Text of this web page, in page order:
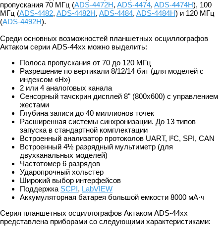
пропускания 70 МГц (ADS-4472H, ADS-4474, ADS-4474H), 100
МГц (ADS-4482, ADS-4482H, ADS-4484, ADS-4484H) и 120 МГц
(ADS-4492H).
Среди основных возможностей планшетных осциллографов
Актаком серии ADS-44xx можно выделить:
Полоса пропускания от 70 до 120 МГц
Разрешение по вертикали 8/12/14 бит (для моделей с
индексом «H»)
2 или 4 аналоговых канала
Сенсорный тачскрин дисплей 8" (800х600) с управлением
жестами
Глубина записи до 40 миллионов точек
Расширенная системы синхронизации. До 13 типов
запуска в стандартной комплектации
Встроенный анализатор протоколов UART, I²C, SPI, CAN
Встроенный 4½ разрядный мультиметр (для
двухканальных моделей)
Частотомер 6 разрядов
Ударопрочный хольстер
Широкий выбор интерфейсов
Поддержка SCPI, LabVIEW
Аккумуляторная батарея большой емкости 8000 мА·ч
Серия планшетных осциллографов Актаком ADS-44xx
представлена приборами со следующими характеристиками: